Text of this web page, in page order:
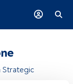
Strategic